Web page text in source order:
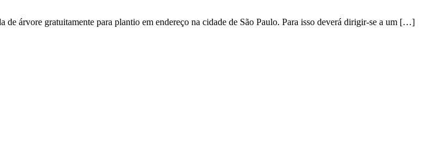
árvore gratuitamente para plantio em endereço na cidade de São Paulo. Para isso deverá dirigir-se a um […]